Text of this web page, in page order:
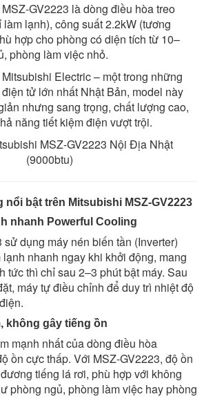
GV2223 là dòng điều hòa treo
lạnh), công suất 2.2kW (tương
hợp cho phòng có diện tích từ 10–
phòng làm việc nhỏ.
Electric – một trong những
tử lớn nhất Nhật Bản, model này
nhưng sang trọng, chất lượng cao,
năng tiết kiệm điện vượt trội.
bật trên Mitsubishi MSZ-GV2223
nhanh Powerful Cooling
dụng máy nén biến tần (Inverter)
nhanh ngay khi khởi động, mang
tức thì chỉ sau 2–3 phút bật máy. Sau
máy tự điều chỉnh để duy trì nhiệt độ
không gây tiếng ồn
mạnh nhất của dòng điều hòa
ồn cực thấp. Với MSZ-GV2223, độ ồn
tiếng lá rơi, phù hợp với không
phòng ngủ, phòng làm việc hay phòng